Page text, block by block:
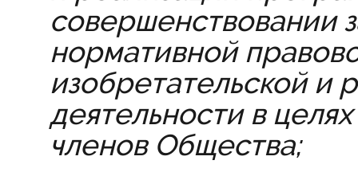
совершенствовании
нормативной
изобретательской и
деятельности в
членов Общества;